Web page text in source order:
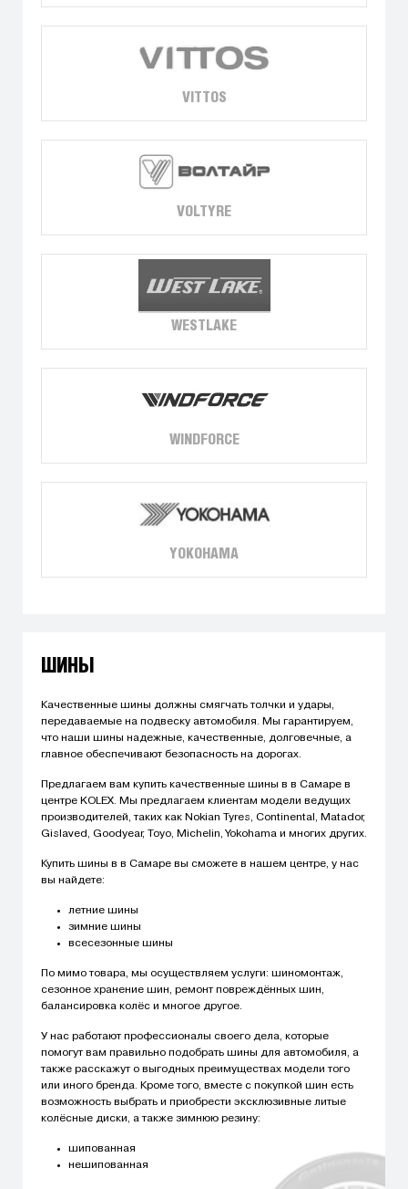
VITTOS
VOLTYRE
WESTLAKE
WINDFORCE
YOKOHAMA
ШИНЫ
Качественные шины должны смягчать толчки и удары,
передаваемые на подвеску автомобиля. Мы гарантируем,
что наши шины надежные, качественные, долговечные, а
главное обеспечивают безопасность на дорогах.
Предлагаем вам купить качественные шины в в Самаре в
центре KOLEX. Мы предлагаем клиентам модели ведущих
производителей, таких как Nokian Tyres, Continental, Matador,
Gislaved, Goodyear, Toyo, Michelin, Yokohama и многих других.
Купить шины в в Самаре вы сможете в нашем центре, у нас
вы найдете:
летние шины
зимние шины
всесезонные шины
По мимо товара, мы осуществляем услуги: шиномонтаж,
сезонное хранение шин, ремонт повреждённых шин,
балансировка колёс и многое другое.
У нас работают профессионалы своего дела, которые
помогут вам правильно подобрать шины для автомобиля, а
также расскажут о выгодных преимуществах модели того
или иного бренда. Кроме того, вместе с покупкой шин есть
возможность выбрать и приобрести эксклюзивные литые
колёсные диски, а также зимнюю резину:
шипованная
нешипованная